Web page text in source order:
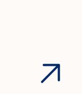
de Estudos